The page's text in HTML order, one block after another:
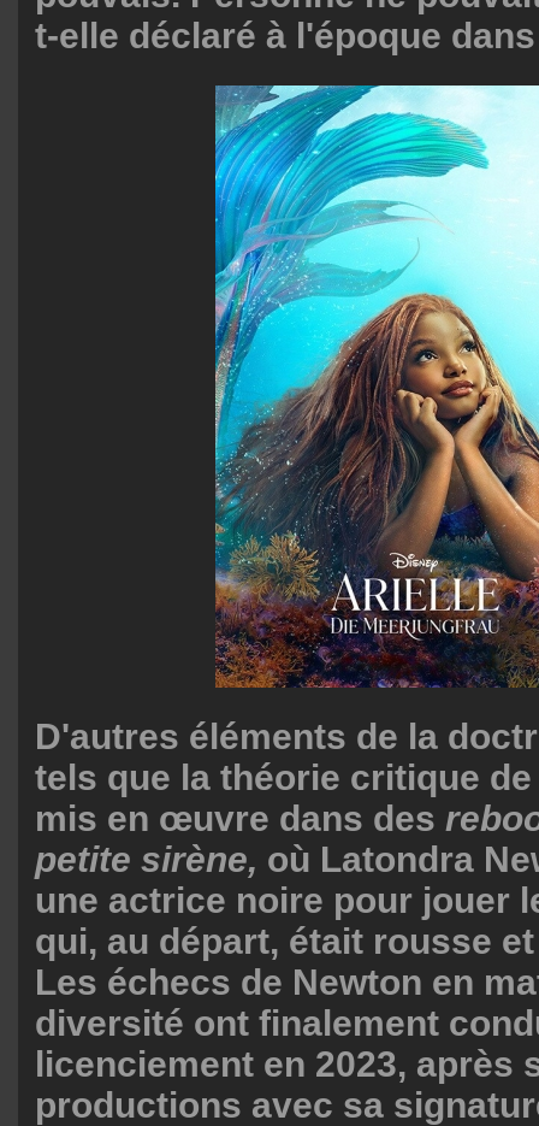
t-elle déclaré à l'époque
D'autres éléments de la
tels que la théorie critique
mis en œuvre dans des
petite sirène, où Latondra
une actrice noire pour jouer
qui, au départ, était rousse
Les échecs de Newton en
diversité ont finalement
licenciement en 2023, après
productions avec sa